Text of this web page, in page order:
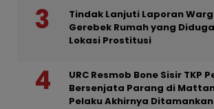
Tindak Lanjuti Laporan
Gerebek Rumah yang
Lokasi Prostitusi
URC Resmob Bone Sisir TKP
Bersenjata Parang di
Pelaku Akhirnya Ditamankan